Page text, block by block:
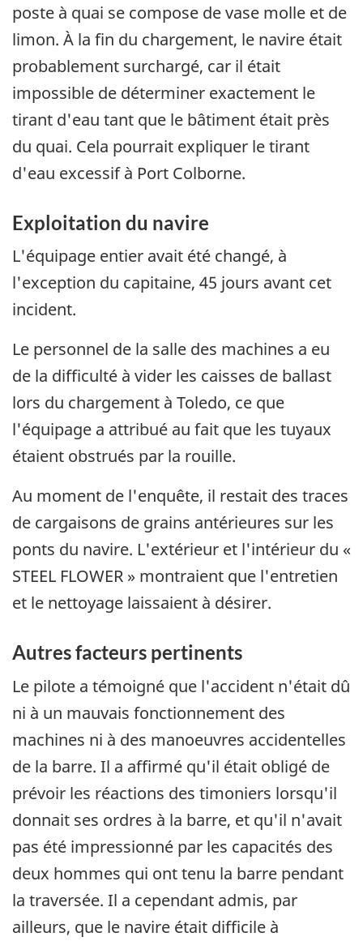
poste à quai se compose de vase molle et de
limon. À la fin du chargement, le navire était
probablement surchargé, car il était
impossible de déterminer exactement le
tirant d'eau tant que le bâtiment était près
du quai. Cela pourrait expliquer le tirant
d'eau excessif à Port Colborne.
Exploitation du navire
L'équipage entier avait été changé, à
l'exception du capitaine, 45 jours avant cet
incident.
Le personnel de la salle des machines a eu
de la difficulté à vider les caisses de ballast
lors du chargement à Toledo, ce que
l'équipage a attribué au fait que les tuyaux
étaient obstrués par la rouille.
Au moment de l'enquête, il restait des traces
de cargaisons de grains antérieures sur les
ponts du navire. L'extérieur et l'intérieur du «
STEEL FLOWER » montraient que l'entretien
et le nettoyage laissaient à désirer.
Autres facteurs pertinents
Le pilote a témoigné que l'accident n'était dû
ni à un mauvais fonctionnement des
machines ni à des manoeuvres accidentelles
de la barre. Il a affirmé qu'il était obligé de
prévoir les réactions des timoniers lorsqu'il
donnait ses ordres à la barre, et qu'il n'avait
pas été impressionné par les capacités des
deux hommes qui ont tenu la barre pendant
la traversée. Il a cependant admis, par
ailleurs, que le navire était difficile à